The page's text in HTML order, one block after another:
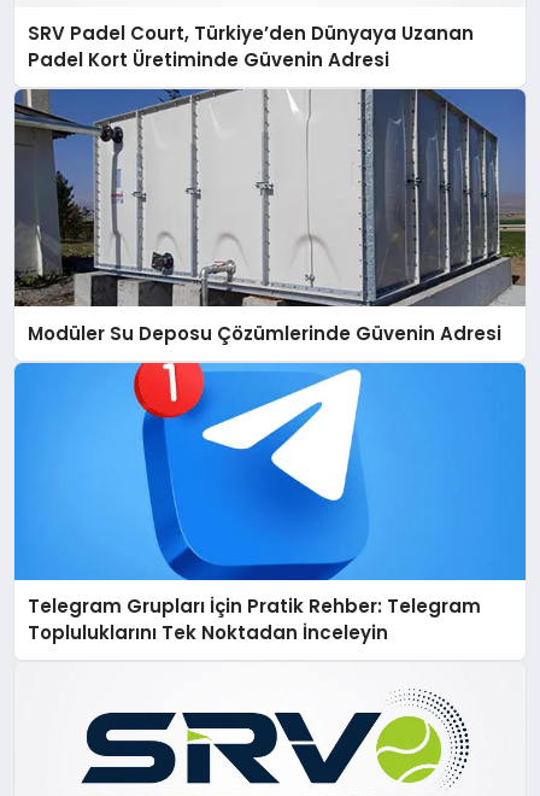
SRV Padel Court, Türkiye’den Dünyaya Uzanan
Padel Kort Üretiminde Güvenin Adresi
Modüler Su Deposu Çözümlerinde Güvenin Adresi
Telegram Grupları İçin Pratik Rehber: Telegram
Topluluklarını Tek Noktadan İnceleyin